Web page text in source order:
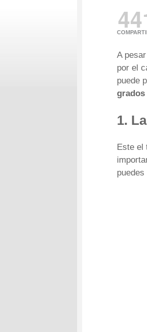
A
por el
puede
1.
Este el